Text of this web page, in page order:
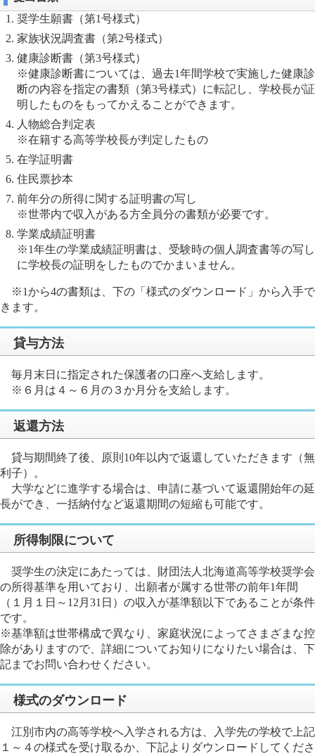
奨学生願書（第1号様式）
家族状況調査書（第2号様式）
健康診断書（第3号様式）
※健康診断書については、過去1年間学校で実施した健康診
断の内容を指定の書類（第3号様式）に転記し、学校長が証
明したものをもってかえることができます。
人物総合判定表
※在籍する高等学校長が判定したもの
在学証明書
住民票抄本
前年分の所得に関する証明書の写し
※世帯内で収入がある方全員分の書類が必要です。
学業成績証明書
※1年生の学業成績証明書は、受験時の個人調査書等の写し
に学校長の証明をしたものでかまいません。
※1から4の書類は、下の「様式のダウンロード」から入手で
きます。
貸与方法
毎月末日に指定された保護者の口座へ支給します。
※６月は４～６月の３か月分を支給します。
返還方法
貸与期間終了後、原則10年以内で返還していただきます（無
利子）。
大学などに進学する場合は、申請に基づいて返還開始年の延
長ができ、一括納付など返還期間の短縮も可能です。
所得制限について
奨学生の決定にあたっては、財団法人北海道高等学校奨学会
の所得基準を用いており、出願者が属する世帯の前年1年間
（１月１日～12月31日）の収入が基準額以下であることが条件
です。
※基準額は世帯構成で異なり、家庭状況によってさまざまな控
除がありますので、詳細についてお知りになりたい場合は、下
記までお問い合わせください。
様式のダウンロード
江別市内の高等学校へ入学される方は、入学先の学校で上記
１～４の様式を受け取るか、下記よりダウンロードしてくださ